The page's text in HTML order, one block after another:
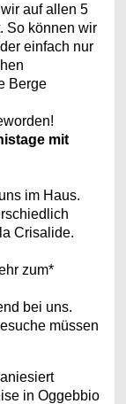
auf allen 5
So können wir
einfach nur
Berge
mit
im Haus.
Crisalide.
zum*
bei uns.
müssen
in Oggebbio